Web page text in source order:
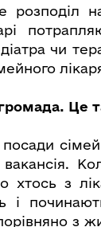
на
чи
Це
з
і
з